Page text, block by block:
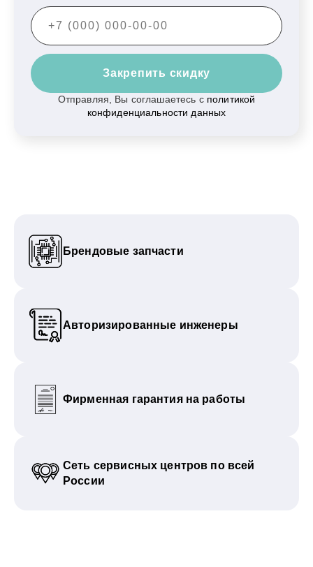
Закрепить скидку
Отправляя, Вы соглашаетесь с политикой
конфиденциальности данных
Брендовые запчасти
Авторизированные инженеры
Фирменная гарантия на работы
Сеть сервисных центров по всей
России